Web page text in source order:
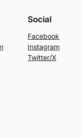
Social
Facebook
Instagram
Twitter/X